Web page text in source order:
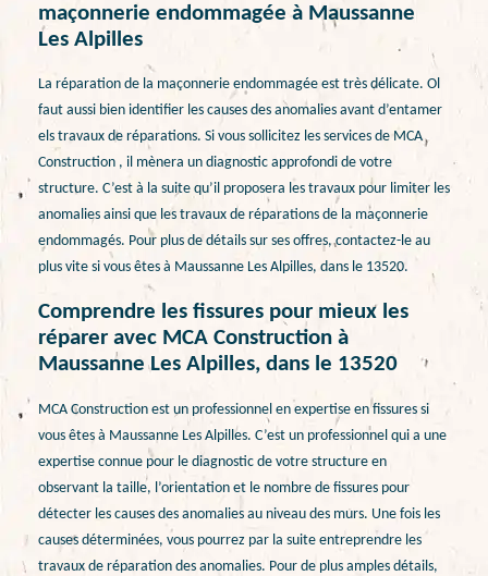
maçonnerie endommagée à Maussanne
Les Alpilles
La réparation de la maçonnerie endommagée est très délicate. Ol
faut aussi bien identifier les causes des anomalies avant d’entamer
els travaux de réparations. Si vous sollicitez les services de MCA
Construction , il mènera un diagnostic approfondi de votre
structure. C’est à la suite qu’il proposera les travaux pour limiter les
anomalies ainsi que les travaux de réparations de la maçonnerie
endommagés. Pour plus de détails sur ses offres, contactez-le au
plus vite si vous êtes à Maussanne Les Alpilles, dans le 13520.
Comprendre les fissures pour mieux les
réparer avec MCA Construction à
Maussanne Les Alpilles, dans le 13520
MCA Construction est un professionnel en expertise en fissures si
vous êtes à Maussanne Les Alpilles. C’est un professionnel qui a une
expertise connue pour le diagnostic de votre structure en
observant la taille, l’orientation et le nombre de fissures pour
détecter les causes des anomalies au niveau des murs. Une fois les
causes déterminées, vous pourrez par la suite entreprendre les
travaux de réparation des anomalies. Pour de plus amples détails,